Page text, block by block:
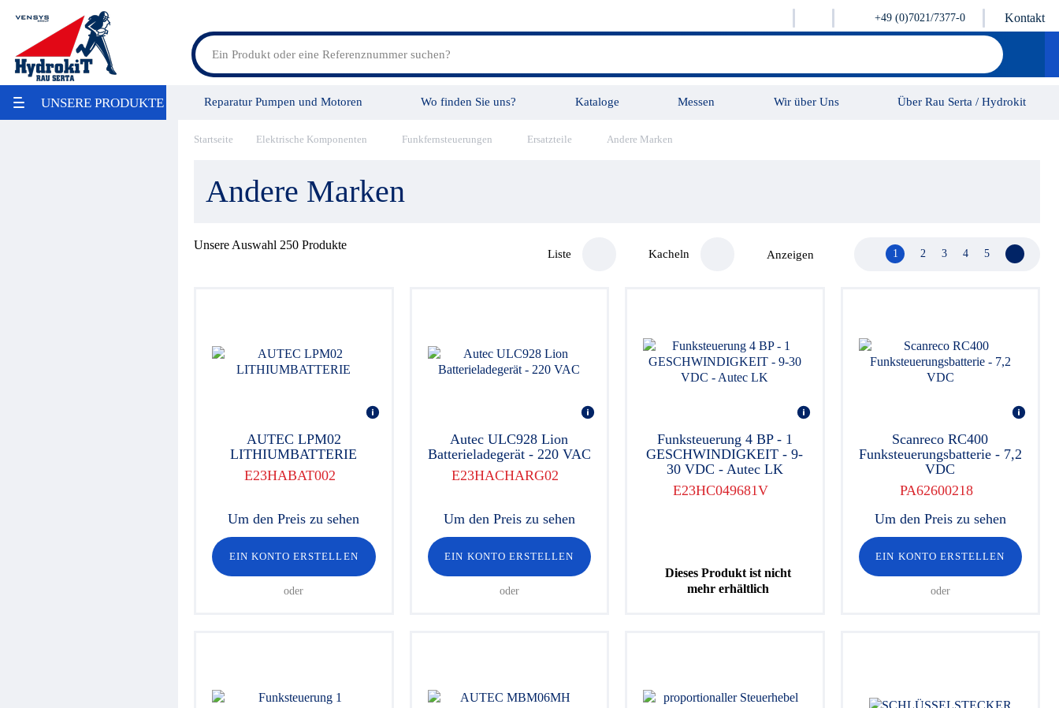
+49 (0)7021/7377-0 Kontakt
UNSERE PRODUKTE
Lösungen für Landmaschinen
Lösungen für Baumaschinen
Reparatur Pumpen und Motoren Wo finden Sie uns? Kataloge Messen Wir über Uns Über Rau Serta / Hydrokit
Service/Leistungen Videos
Startseite Elektrische Komponenten Funkfernsteuerungen Ersatzteile Andere Marken
Andere Marken
Unsere Auswahl 250 Produkte
Liste Kacheln Anzeigen 1 2 3 4 5 Nächste
AUTEC LPM02
LITHIUMBATTERIE
E23HABAT002
Um den Preis zu sehen
EIN KONTO ERSTELLEN
oder
Autec ULC928 Lion
Batterieladegerät - 220 VAC
E23HACHARG02
Um den Preis zu sehen
EIN KONTO ERSTELLEN
oder
Funksteuerung 4 BP - 1
GESCHWINDIGKEIT - 9-
30 VDC - Autec LK
E23HC049681V
Dieses Produkt ist nicht
mehr erhältlich
Scanreco RC400
Funksteuerungsbatterie - 7,2
VDC
PA62600218
Um den Preis zu sehen
EIN KONTO ERSTELLEN
oder